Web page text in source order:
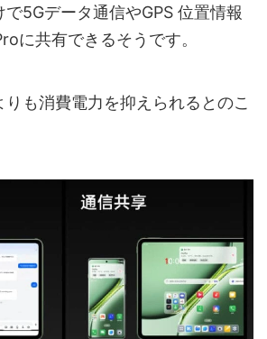
で5Gデータ通信やGPS 位置情報
に共有できるそうです。
も消費電力を抑えられるとのこ